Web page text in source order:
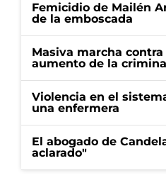
Femicidio de Mailén
de la emboscada
Masiva marcha
aumento de la
Violencia en el
una enfermera
El abogado de
aclarado"